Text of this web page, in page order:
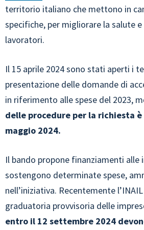
territorio italiano che mettono in
specifiche, per migliorare la salute e
lavoratori.
Il 15 aprile 2024 sono stati aperti i
presentazione delle domande di
in riferimento alle spese del 2023,
delle procedure per la richiesta
maggio 2024.
Il bando propone finanziamenti alle
sostengono determinate spese,
nell’iniziativa. Recentemente
graduatoria provvisoria delle
entro il 12 settembre 2024